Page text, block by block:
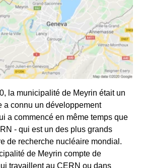
la municipalité de Meyrin était un
a connu un développement
a commencé en même temps que
- qui est un des plus grands
de recherche nucléaire mondial.
de Meyrin compte de
travaillent au CERN ou dans